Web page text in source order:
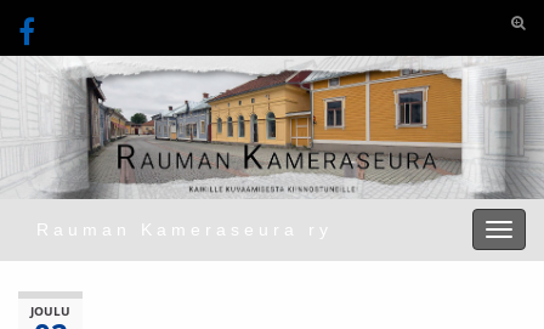
Rauman Kameraseura ry
JOULU